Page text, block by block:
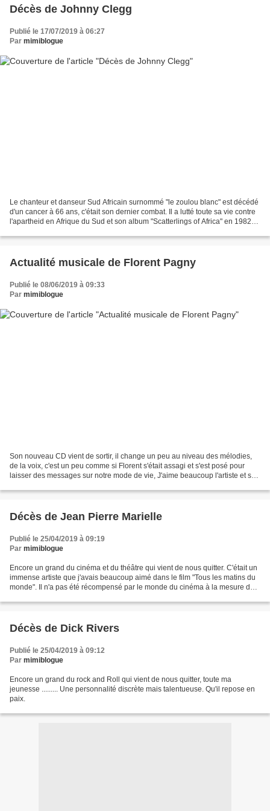
Décès de Johnny Clegg
Publié le 17/07/2019 à 06:27
Par mimiblogue
Le chanteur et danseur Sud Africain surnommé "le zoulou blanc" est décédé
d'un cancer à 66 ans, c'était son dernier combat. Il a lutté toute sa vie contre
l'apartheid en Afrique du Sud et son album "Scatterlings of Africa" en 1982
Actualité musicale de Florent Pagny
Publié le 08/06/2019 à 09:33
Par mimiblogue
Son nouveau CD vient de sortir, il change un peu au niveau des mélodies,
de la voix, c'est un peu comme si Florent s'était assagi et s'est posé pour
laisser des messages sur notre mode de vie, J'aime beaucoup l'artiste et ses
Décès de Jean Pierre Marielle
Publié le 25/04/2019 à 09:19
Par mimiblogue
Encore un grand du cinéma et du théâtre qui vient de nous quitter. C'était un
immense artiste que j'avais beaucoup aimé dans le film "Tous les matins du
monde". Il n'a pas été récompensé par le monde du cinéma à la mesure de
Décès de Dick Rivers
Publié le 25/04/2019 à 09:12
Par mimiblogue
Encore un grand du rock and Roll qui vient de nous quitter, toute ma
jeunesse ......... Une personnalité discrète mais talentueuse. Qu'il repose en
paix.